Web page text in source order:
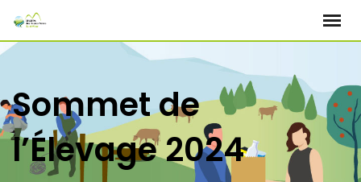
content
Sommet de
l’Élevage 2024